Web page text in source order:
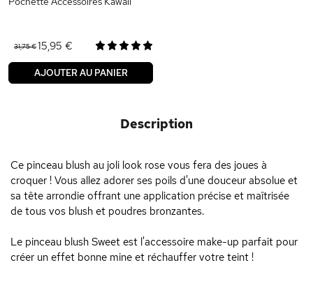
31,75 €15,95 €
AJOUTER AU PANIER
Description
Ce pinceau blush au joli look rose vous fera des joues à
croquer ! Vous allez adorer ses poils d'une douceur absolue et
sa tête arrondie offrant une application précise et maîtrisée
de tous vos blush et poudres bronzantes.
Le pinceau blush Sweet est l'accessoire make-up parfait pour
créer un effet bonne mine et réchauffer votre teint !